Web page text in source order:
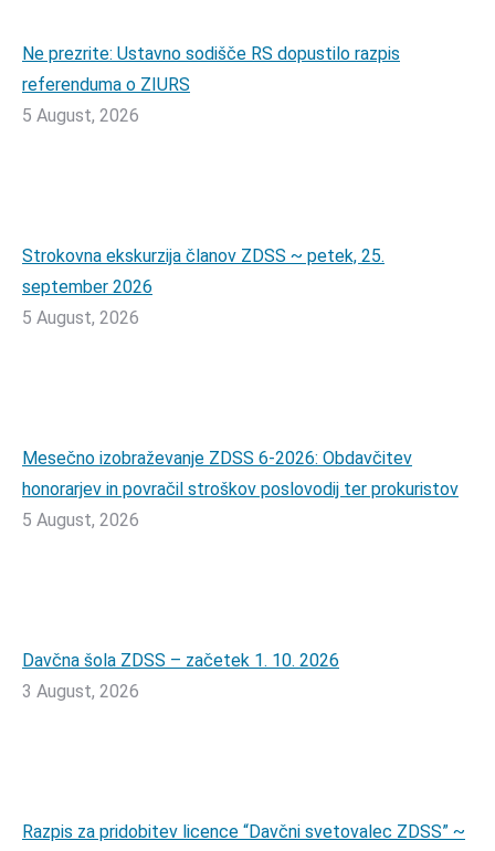
Ne prezrite: Ustavno sodišče RS dopustilo razpis
referenduma o ZIURS
5 August, 2026
Strokovna ekskurzija članov ZDSS ~ petek, 25.
september 2026
5 August, 2026
Mesečno izobraževanje ZDSS 6-2026: Obdavčitev
honorarjev in povračil stroškov poslovodij ter prokuristov
5 August, 2026
Davčna šola ZDSS – začetek 1. 10. 2026
3 August, 2026
Razpis za pridobitev licence “Davčni svetovalec ZDSS” ~